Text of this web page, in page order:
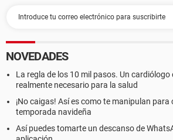
NOVEDADES
La regla de los 10 mil pasos. Un cardiólogo
realmente necesario para la salud
¡No caigas! Así es como te manipulan para
temporada navideña
Así puedes tomarte un descanso de